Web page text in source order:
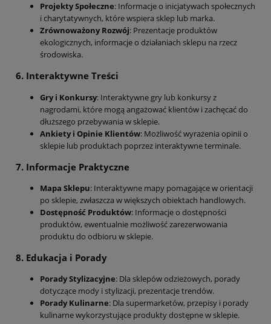
Projekty Społeczne: Informacje o inicjatywach społecznych
i charytatywnych, które wspiera sklep lub marka.
Zrównoważony Rozwój: Prezentacje produktów
ekologicznych, informacje o działaniach sklepu na rzecz
środowiska.
6. Interaktywne Treści
Gry i Konkursy: Interaktywne gry lub konkursy z
nagrodami, które mogą angażować klientów i zachęcać do
dłuższego przebywania w sklepie.
Ankiety i Opinie Klientów: Możliwość wyrażenia opinii o
sklepie lub produktach poprzez interaktywne terminale.
7. Informacje Praktyczne
Mapa Sklepu: Interaktywne mapy pomagające w orientacji
po sklepie, zwłaszcza w większych obiektach handlowych.
Dostępność Produktów: Informacje o dostępności
produktów, ewentualnie możliwość zarezerwowania
produktu do odbioru w sklepie.
8. Edukacja i Porady
Porady Stylizacyjne: Dla sklepów odzieżowych, porady
dotyczące mody i stylizacji, prezentacje trendów.
Porady Kulinarne: Dla supermarketów, przepisy i porady
kulinarne wykorzystujące produkty dostępne w sklepie.